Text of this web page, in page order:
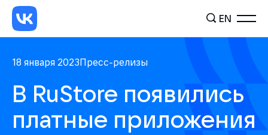
EN
18 января 2023 Пресс-релизы
В RuStore появились
платные приложения